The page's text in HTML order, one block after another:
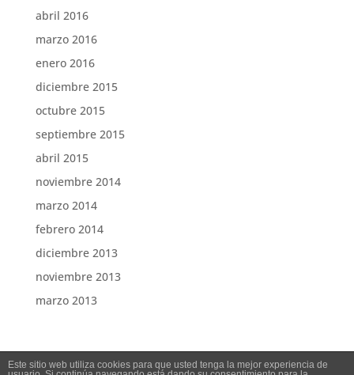
abril 2016
marzo 2016
enero 2016
diciembre 2015
octubre 2015
septiembre 2015
abril 2015
noviembre 2014
marzo 2014
febrero 2014
diciembre 2013
noviembre 2013
marzo 2013
Este sitio web utiliza cookies para que usted tenga la mejor experiencia de